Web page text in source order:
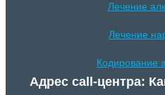
Лечение
Лечение
Кодирование
Адрес call-центра: